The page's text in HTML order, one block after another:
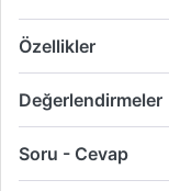
Özellikler
Değerlendirmeler
Soru - Cevap